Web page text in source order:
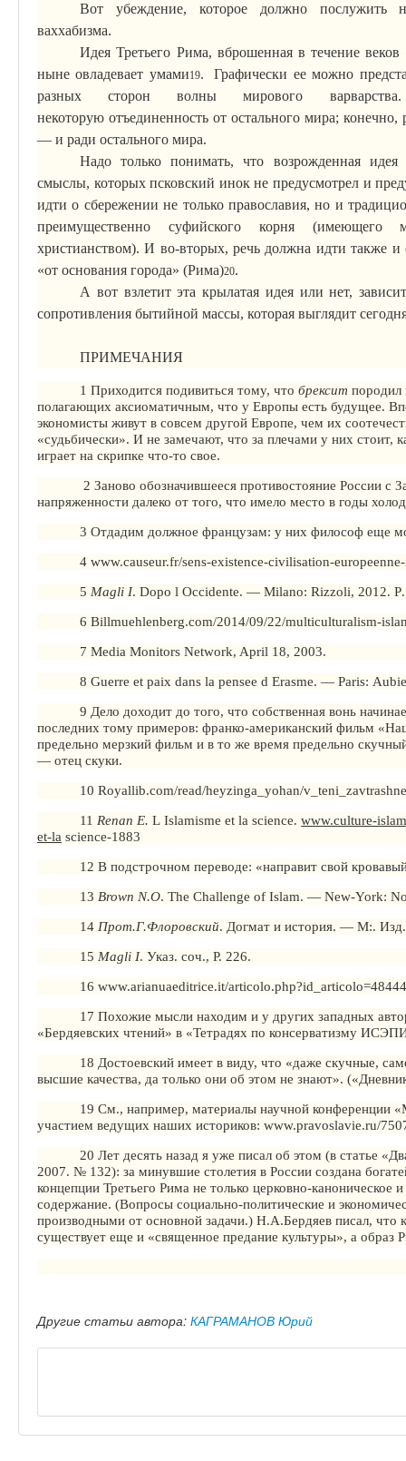
Вот убеждение, которое должно послужить
ваххабизма.
Идея Третьего Рима, вброшенная в течение
ныне овладевает умами19.
Графически ее можно
разных сторон волны мирового
некоторую отъединенность от остального мира;
— и ради остального мира.
Надо только понимать, что возрожденная идея
смыслы, которых псковский инок не предусмотрел и
идти о сбережении не только православия, но и
преимущественно суфийскогокорня (имеющего
христианством).И во-вторых, речь должна идти также
«от основания города» (Рима)20.
А вот взлетит эта крылатая идея или нет,
сопротивления бытийной массы, которая выглядит
ПРИМЕЧАНИЯ
1 Приходится подивиться тому, чтобрексит породил
полагающих аксиоматичным, что у Европы есть будущее.
экономисты живут в совсем другой Европе, чем их
«судьбически». И не замечают, что за плечами у них стоит,
играет на скрипке что-то свое.
2 Заново обозначившееся противостояние России с
напряженности далеко от того, что имело место в годы
3 Отдадим должное французам: у них философ еще
4 www.causeur.fr/sens-existence-civilisation-
5 Magli I.Dopo lOccidente. — Milano: Rizzoli, 2012.Р
6 Billmuehlenberg.com/2014/09/22/multiculturalism-
7 Media Monitors Network, April 18, 2003.
8 Guerreet paix dans lapensee dErasme. — Paris:
9 Дело доходит до того, что собственнаявонь
последних тому примеров: франко-американский фильм
предельно мерзкий фильм и в то же время предельно
— отец скуки.
10 Royallib.com/read/heyzinga_yohan/
11 Renan E. LIslamisme et la science.www.culture-
et-la science-1883
12 В подстрочном переводе: «направит свой
13 Brown N.O. The Challenge of Islam. — New-York:
14 Прот.Г.Флоровский. Догмат и история. — М:.
15 Magli I. Указ. соч., Р. 226.
16www.arianuaeditrice.it/
17 Похожие мысли находим и у других западных
«Бердяевских чтений» в «Тетрадях по консерватизму
18 Достоевский имеет в виду, что «даже скучные,
высшие качества, да только они об этом не знают».
19 См., например, материалы научной конференции
участием ведущих наших историков: www.pravoslavie.ru/
20 Лет десять назад я уже писал об этом (в статье
2007. № 132): за минувшие столетия в России создана
концепции Третьего Рима не только церковно-каноническое
содержание. (Вопросы социально-политические и
производными от основной задачи.) Н.А.Бердяев писал, что
существует еще и «священное предание культуры», а образ
Другие статьи автора: КАГРАМАНОВ Юрий